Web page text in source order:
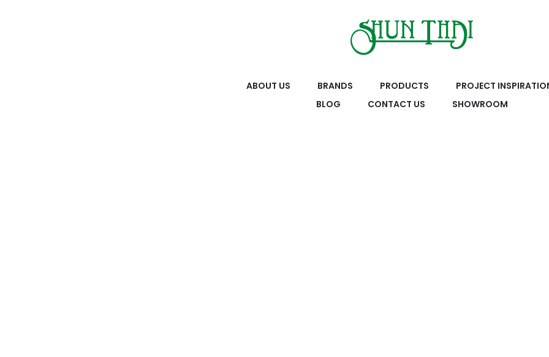
ABOUT US BRANDS PRODUCTS
PROJECT
BLOG
CONTACT US SHOWROOM